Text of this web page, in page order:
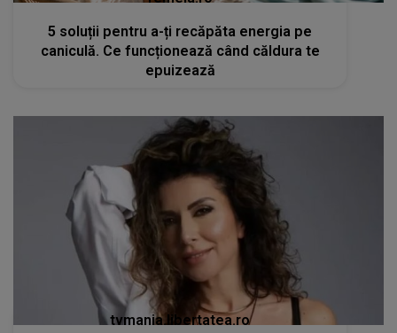
5 soluții pentru a-ți recăpăta energia pe
caniculă. Ce funcționează când căldura te
epuizează
tvmania.libertatea.ro